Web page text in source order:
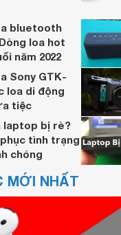
Loa gắn trần ITC T-200
Giá từ 1.210.000 đ
Có 2 nơi bán
bluetooth
loa hot
năm 2022
Sony GTK-
loa di động
tiệc
laptop bị rè?
tình trạng
chóng
MỚI NHẤT